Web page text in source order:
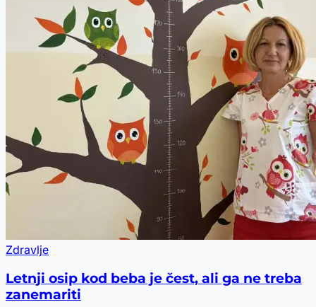
Zdravlje
Letnji osip kod beba je čest, ali ga ne treba
zanemariti